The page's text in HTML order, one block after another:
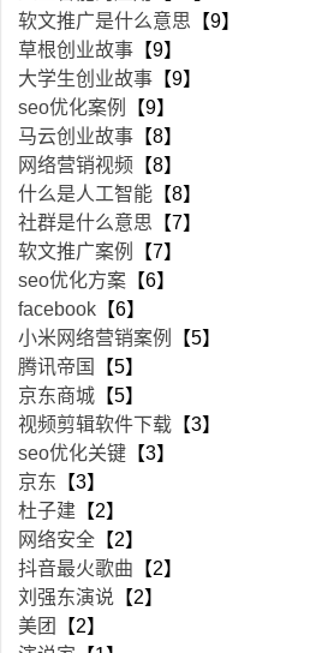
软文推广是什么意思 【9】
草根创业故事 【9】
大学生创业故事 【9】
seo优化案例
【9】
马云创业故事 【8】
网络营销视频 【8】
什么是人工智能 【8】
社群是什么意思 【7】
软文推广案例
【7】
seo优化方案 【6】
facebook 【6】
小米网络营销案例
【5】
腾讯帝国
【5】
京东商城 【5】
视频剪辑软件下载 【3】
seo优化关键 【3】
京东 【3】
杜子建 【2】
网络安全 【2】
抖音最火歌曲 【2】
刘强东演说 【2】
美团
【2】